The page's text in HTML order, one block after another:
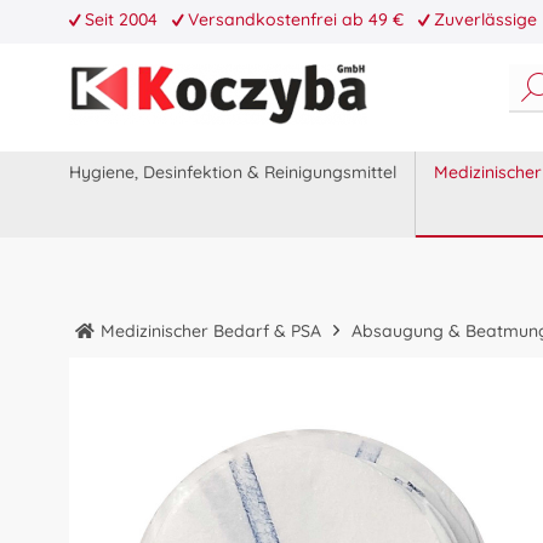
Seit 2004 Versandkostenfrei ab 49 € Zuverlässige
Hygiene, Desinfektion & Reinigungsmittel
Medizinischer Bedarf & PSA Absaugung &